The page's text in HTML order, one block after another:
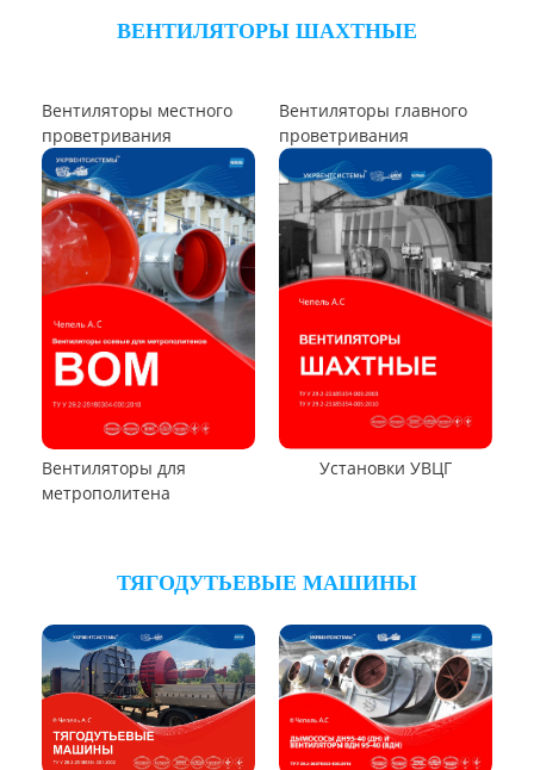
Вентилятор ВОТ Аэратор ПАМ
Вентилятор В06-290-11 Вентилятор В06-298-11
Вентилятор В1,0-260-5
ВЕНТИЛЯТОРЫ ШАХТНЫЕ
Вентиляторы местного
проветривания
Вентиляторы главного
проветривания
Вентиляторы для
метрополитена
Установки УВЦГ